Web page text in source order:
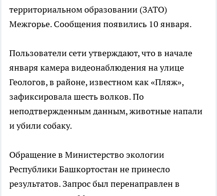
территориальном образовании (ЗАТО)
Межгорье. Сообщения появились 10 января.
Пользователи сети утверждают, что в начале
января камера видеонаблюдения на улице
Геологов, в районе, известном как «Пляж»,
зафиксировала шесть волков. По
неподтвержденным данным, животные напали
и убили собаку.
Обращение в Министерство экологии
Республики Башкортостан не принесло
результатов. Запрос был перенаправлен в